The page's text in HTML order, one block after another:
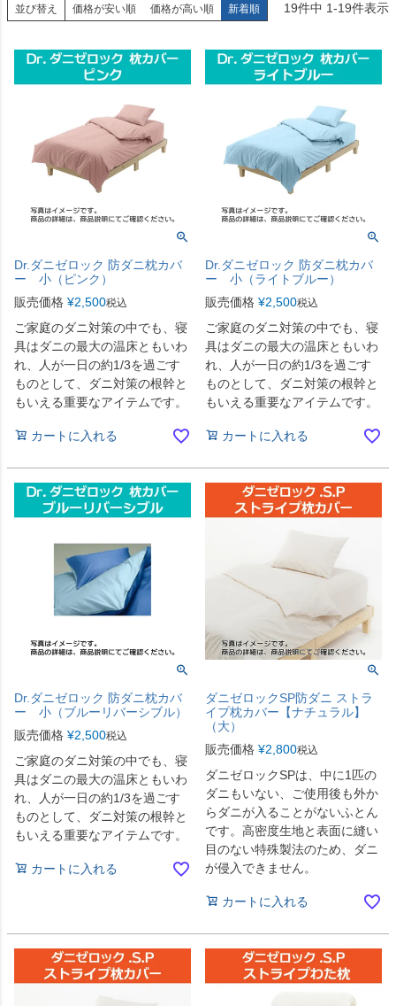
並び替え 価格が安い順 価格が高い順 新着順 19件中 1-19件表示
Dr.ダニゼロック 防ダニ枕カバ
ー 小（ピンク）
販売価格 ¥2,500税込
ご家庭のダニ対策の中でも、寝
具はダニの最大の温床ともいわ
れ、人が一日の約1/3を過ごす
ものとして、ダニ対策の根幹と
もいえる重要なアイテムです。
カートに入れる
Dr.ダニゼロック 防ダニ枕カバ
ー 小（ライトブルー）
販売価格 ¥2,500税込
ご家庭のダニ対策の中でも、寝
具はダニの最大の温床ともいわ
れ、人が一日の約1/3を過ごす
ものとして、ダニ対策の根幹と
もいえる重要なアイテムです。
カートに入れる
Dr.ダニゼロック 防ダニ枕カバ
ー 小（ブルーリバーシブル）
販売価格 ¥2,500税込
ご家庭のダニ対策の中でも、寝
具はダニの最大の温床ともいわ
れ、人が一日の約1/3を過ごす
ものとして、ダニ対策の根幹と
もいえる重要なアイテムです。
カートに入れる
ダニゼロックSP防ダニ ストラ
イプ枕カバー【ナチュラル】
（大）
販売価格 ¥2,800税込
ダニゼロックSPは、中に1匹の
ダニもいない、ご使用後も外か
らダニが入ることがないふとん
です。高密度生地と表面に縫い
目のない特殊製法のため、ダニ
が侵入できません。
カートに入れる